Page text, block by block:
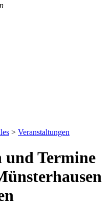
> Veranstaltungen
und Termine